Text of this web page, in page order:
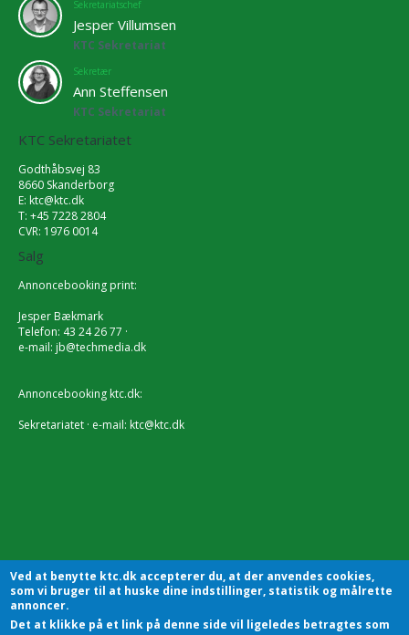
Sekretariatschef
Jesper Villumsen
KTC Sekretariat
Sekretær
Ann Steffensen
KTC Sekretariat
KTC Sekretariatet
Godthåbsvej 83
8660 Skanderborg
E: ktc@ktc.dk
T: +45 7228 2804
CVR: 1976 0014
Salg
Annoncebooking print:
Jesper Bækmark
Telefon: 43 24 26 77 ·
e-mail: jb@techmedia.dk
Annoncebooking ktc.dk:
Sekretariatet · e-mail: ktc@ktc.dk
Ved at benytte ktc.dk accepterer du, at der anvendes cookies,
som vi bruger til at huske dine indstillinger, statistik og målrette
annoncer.
Det at klikke på et link på denne side vil ligeledes betragtes som